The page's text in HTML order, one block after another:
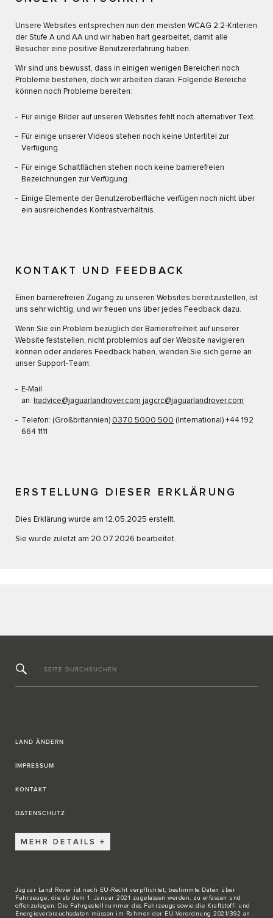
Unsere Websites entsprechen nun den meisten WCAG 2.2-Kriterien
der Stufe A und AA und wir haben hart gearbeitet, damit alle
Besucher eine positive Benutzererfahrung haben.
Wir sind uns bewusst, dass in einigen wenigen Bereichen noch
Probleme bestehen, doch wir arbeiten daran. Folgende Bereiche
können noch Probleme bereiten:
Für einige Bilder auf unseren Websites fehlt noch alternativer Text.
Für einige unserer Videos stehen noch keine Untertitel zur
Verfügung.
Für einige Schaltflächen stehen noch keine barrierefreien
Bezeichnungen zur Verfügung.
Einige Elemente der Benutzeroberfläche verfügen noch nicht über
ein ausreichendes Kontrastverhältnis.
KONTAKT UND FEEDBACK
Einen barrierefreien Zugang zu unseren Websites bereitzustellen, ist
uns sehr wichtig, und wir freuen uns über jedes Feedback dazu.
Wenn Sie ein Problem bezüglich der Barrierefreiheit auf unserer
Website feststellen, nicht problemlos auf der Website navigieren
können oder anderes Feedback haben, wenden Sie sich gerne an
unser Support-Team:
E-Mail
an: lradvice@jaguarlandrover.com jagcrc@jaguarlandrover.com
Telefon: (Großbritannien) 0370 5000 500 (International) +44 192
664 1111
ERSTELLUNG DIESER ERKLÄRUNG
Dies Erklärung wurde am 12.05.2025 erstellt.
Sie wurde zuletzt am 20.07.2026 bearbeitet.
SEITE DURCHSUCHEN
LAND ÄNDERN
IMPRESSUM
KONTAKT
DATENSCHUTZ
MEHR DETAILS
Jaguar Land Rover ist nach EU-Recht verpflichtet, bestimmte Daten über
Fahrzeuge, die ab dem 1. Januar 2021 zugelassen werden, zu erfassen und
offenzulegen. Die Fahrgestellnummer des Fahrzeugs sowie die Kraftstoff- und
Energieverbrauchsdaten müssen im Rahmen der EU-Verordnung 2021/392 an